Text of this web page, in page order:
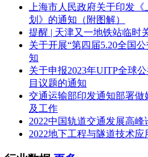
上海市人民政府关于印发
划》的通知（附图解）
提醒 | 天津又一地铁站临时
关于开展“第四届5.20全国
知
关于申报2023年UITP全球
目议题的通知
交通运输部印发通知部署
及工作
2022中国轨道交通发展高峰
2022地下工程与隧道技术应